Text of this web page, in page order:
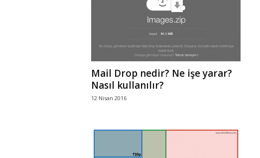
Mail Drop nedir? Ne işe yarar?
Nasıl kullanılır?
12 Nisan 2016